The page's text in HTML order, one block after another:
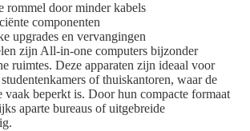
rommel door minder kabels
componenten
upgrades en vervangingen
zijn All-in-one computers bijzonder
ruimtes. Deze apparaten zijn ideaal voor
of thuiskantoren, waar de
vaak beperkt is. Door hun compacte formaat
aparte bureaus of uitgebreide